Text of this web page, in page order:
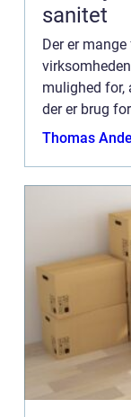
sanitet
Der er
mulighed for,
der er brug
afskedige
Thomas